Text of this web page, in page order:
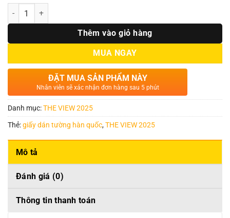
Số lượng
Thêm vào giỏ hàng
MUA NGAY
ĐẶT MUA SẢN PHẨM NÀY
Nhân viên sẽ xác nhận đơn hàng sau 5 phút
Danh mục:THE VIEW 2025
Thẻ:giấy dán tường hàn quốc,THE VIEW 2025
Mô tả
Đánh giá (0)
Thông tin thanh toán